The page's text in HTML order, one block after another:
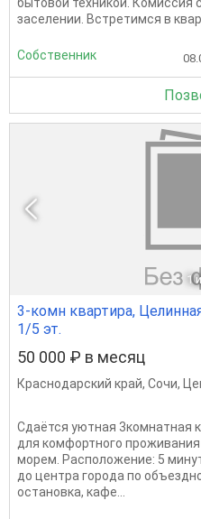
заселении. Встретимся в
Собственник
1
3-комн квартира,
1/5 эт.
50 000 ₽ в месяц
Краснодарский край, Сочи,
Сдаётся уютная 3комнатная
для комфортного
морем. Расположение: 5
до центра города по
остановка, кафе...